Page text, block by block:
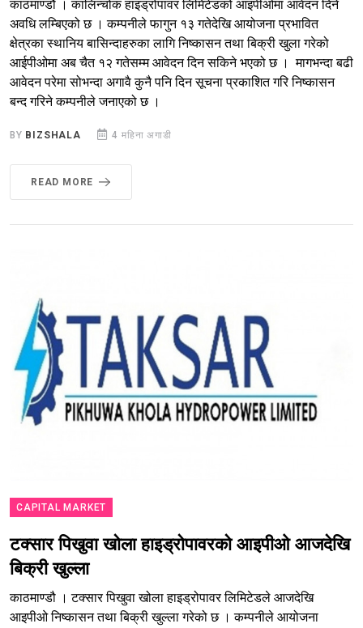
काठमाण्डौ । कालिन्चोक हाइड्रोपावर लिमिटेडको आइपीओमा आवेदन दिने
अवधि लम्बिएको छ । कम्पनीले फागुन १३ गतेदेखि आयोजना प्रभावित
क्षेत्रका स्थानिय बासिन्दाहरुका लागि निष्कासन तथा बिक्री खुला गरेको
आईपीओमा अब चैत १२ गतेसम्म आवेदन दिन सकिने भएको छ । मागभन्दा बढी
आवेदन परेमा सोभन्दा अगावै कुनै पनि दिन सूचना प्रकाशित गरि निष्कासन
बन्द गरिने कम्पनीले जनाएको छ ।
BY BIZSHALA 4 महिना अगाडी
READ MORE
CAPITAL MARKET
टक्सार पिखुवा खोला हाइड्रोपावरको आइपीओ आजदेखि
बिक्री खुल्ला
काठमाण्डौ । टक्सार पिखुवा खोला हाइड्रोपावर लिमिटेडले आजदेखि
आइपीओ निष्कासन तथा बिक्री खुल्ला गरेको छ । कम्पनीले आयोजना